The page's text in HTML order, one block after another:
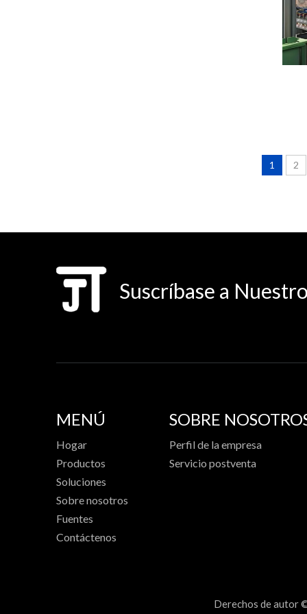
1 2
Suscríbase a
MENÚ
Hogar
Productos
Soluciones
Sobre nosotros
Fuentes
Contáctenos
SOBRE
Perfil de la empresa
Servicio postventa
Derechos de autor